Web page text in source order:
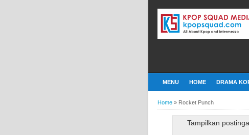
MENU HOME DRAMA
Home » Rocket Punch
Tampilkan